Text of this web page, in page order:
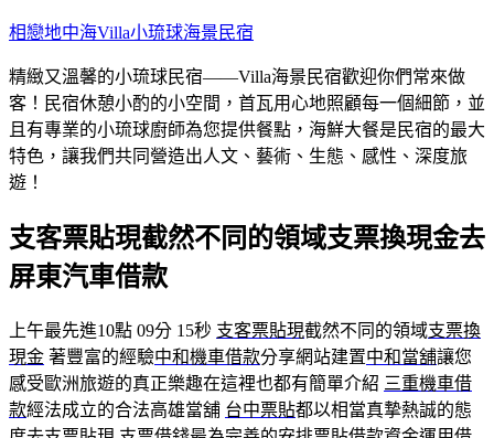
跳
主
要
內
容
相戀地中海Villa小琉球海景民宿
精緻又溫馨的小琉球民宿——Villa海景民宿歡迎你們常來做
客！民宿休憩小酌的小空間，首瓦用心地照顧每一個細節，並
且有專業的小琉球廚師為您提供餐點，海鮮大餐是民宿的最大
特色，讓我們共同營造出人文、藝術、生態、感性、深度旅
遊！
支客票貼現截然不同的領域支票換現金去
屏東汽車借款
上午最先進10點 09分 15秒 支客票貼現截然不同的領域支票換
現金 著豐富的經驗中和機車借款分享網站建置中和當舖讓您
感受歐洲旅遊的真正樂趣在這裡也都有簡單介紹 三重機車借
款經法成立的合法高雄當舖 台中票貼都以相當真摯熱誠的態